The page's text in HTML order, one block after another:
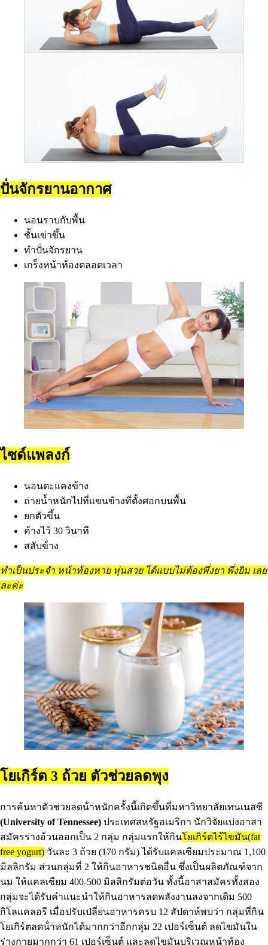
ปั่นจักรยานอากาศ
นอนราบกับพื้น
ชั้นเข่าขึ้น
ทำปั่นจักรยาน
เกร็งหน้าท้องตลอดเวลา
ไซด์แพลงก์
นอนตะแคงข้าง
ถ่ายน้ำหนักไปที่แขนข้างที่ตั้งศอกบนพื้น
ยกตัวขึ้น
ค้างไว้ 30 วินาที
สลับข้่าง
ทำเป็นประจำ หน้าท้องหาย หุ่นสวย ได้แบบไม่ต้องพึ่งยา พึ่งยิม เลย
ละค่ะ
โยเกิร์ต 3 ถ้วย ตัวช่วยลดพุง
การค้นหาตัวช่วยลดน้ําหนักครั้งนี้เกิดขึ้นที่มหาวิทยาลัยเทนเนสซี
(University of Tennessee) ประเทศสหรัฐอเมริกา นักวิจัยแบ่งอาสา
สมัครร่างอ้วนออกเป็น 2 กลุ่ม กลุ่มแรกให้กินโยเกิร์ตไร้ไขมัน(fat
free yogurt) วันละ 3 ถ้วย (170 กรัม) ได้รับแคลเซียมประมาณ 1,100
มิลลิกรัม ส่วนกลุ่มที่ 2 ให้กินอาหารชนิดอื่น ซึ่งเป็นผลิตภัณฑ์จาก
นม ให้แคลเซียม 400-500 มิลลิกรัมต่อวัน ทั้งนี้อาสาสมัครทั้งสอง
กลุ่มจะได้รับคําแนะนําให้กินอาหารลดพลังงานลงจากเดิม 500
กิโลแคลอรี เมื่อปรับเปลี่ยนอาหารครบ 12 สัปดาห์พบว่า กลุ่มที่กิน
โยเกิร์ตลดน้ําหนักได้มากกว่าอีกกลุ่ม 22 เปอร์เซ็นต์ ลดไขมันใน
ร่างกายมากกว่า 61 เปอร์เซ็นต์ และลดไขมันบริเวณหน้าท้อง